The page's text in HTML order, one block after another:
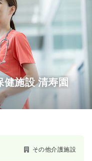
施設 清寿園
その他介護施設